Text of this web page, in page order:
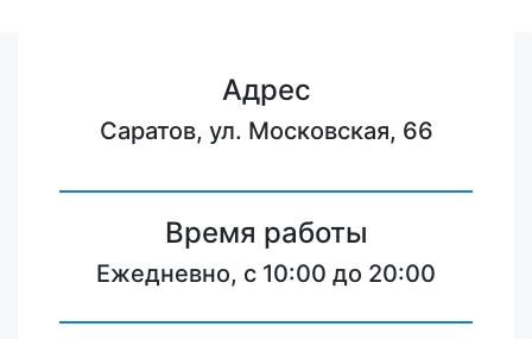
Адрес
Саратов, ул. Московская, 66
Время работы
Ежедневно, с 10:00 до 20:00